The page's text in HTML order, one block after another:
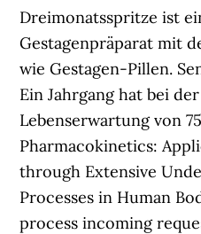
Dreimonatsspritze ist
Gestagenpräparat mit
wie Gestagen-Pillen.
Ein Jahrgang hat bei
Lebenserwartung von
Pharmacokinetics:
through Extensive
Processes in Human
process incoming